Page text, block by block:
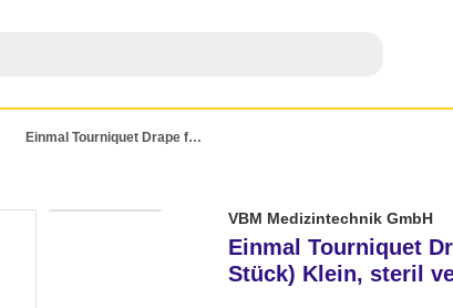
Einmal Tourniquet Drape für Blutleeremanschetten (10 Stück) Klein, steril verpackt
VBM Medizintechnik GmbH
Einmal Tourniquet
Stück) Klein, steril